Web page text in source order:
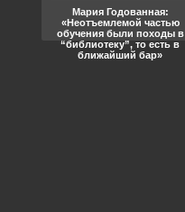
Мария Годованная:
«Неотъемлемой частью
обучения были походы в
“библиотеку”, то есть в
ближайший бар»